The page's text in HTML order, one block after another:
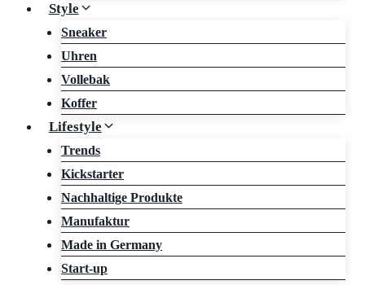
Style
Sneaker
Uhren
Vollebak
Koffer
Lifestyle
Trends
Kickstarter
Nachhaltige Produkte
Manufaktur
Made in Germany
Start-up